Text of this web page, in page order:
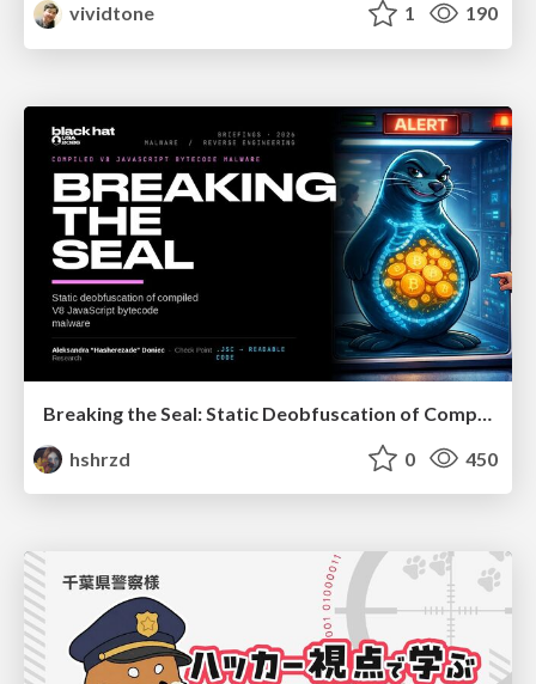
vividtone
1 190
hshrzd
0 450